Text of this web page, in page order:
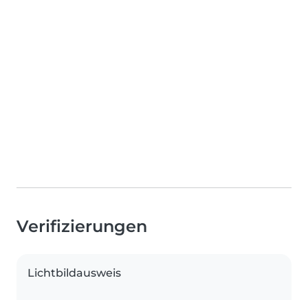
Verifizierungen
Lichtbildausweis